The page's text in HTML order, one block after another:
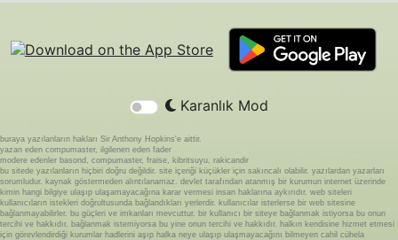
Karanlık Mod
buraya yazılanların hakları Sir Anthony Hopkins'e aittir.
yazan eden compumaster, ilgilenen eden fader
modere edenler basond, compumaster, fraise, kibritsuyu, rakicandir
bu sitede yazılanların hiçbiri doğru değildir. site içeriği küçükler için sakıncalı olabilir. yazılardan yazarları
sorumludur. kaynak göstermeden alıntılanamaz. devlet tarafından atanmış bir kurumun internet üzerinde
kimin hangi bilgiye ulaşıp ulaşamayacağına karar vermesi insan haklarına aykırıdır. web siteleri
kullanıcıların istekleri doğrultusunda bağlandıkları yerlerdir. kullanıcılar isterlerse bir web sitesine
bağlanmayabilirler. bu güçleri ve imkanları mevcuttur. bir kullanıcı bir siteye bağlanmak istiyorsa bu onun
tercihi ve hakkıdır. bağlanmak istemiyorsa bu yine onun tercihi ve hakkıdır. halkın kendisine hizmet etmesi
için görevlendirdiği kurumlar hadlerini aşıp halka neye ulaşıp ulaşmayacağını bilmeyen cahil cühela